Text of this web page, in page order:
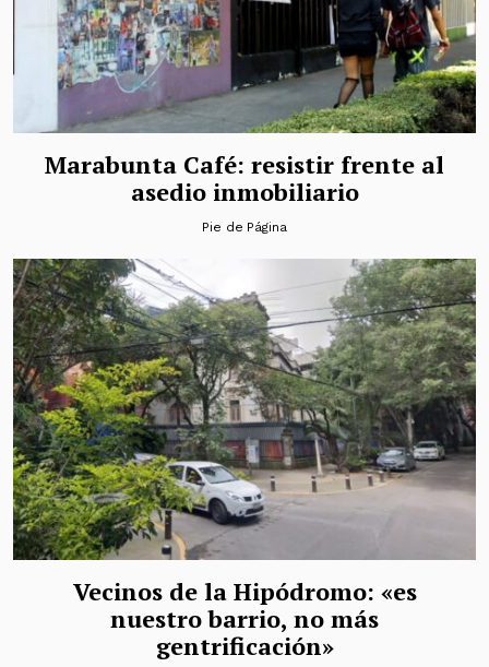
Marabunta Café: resistir frente al
asedio inmobiliario
Pie de Página
Vecinos de la Hipódromo: «es
nuestro barrio, no más
gentrificación»